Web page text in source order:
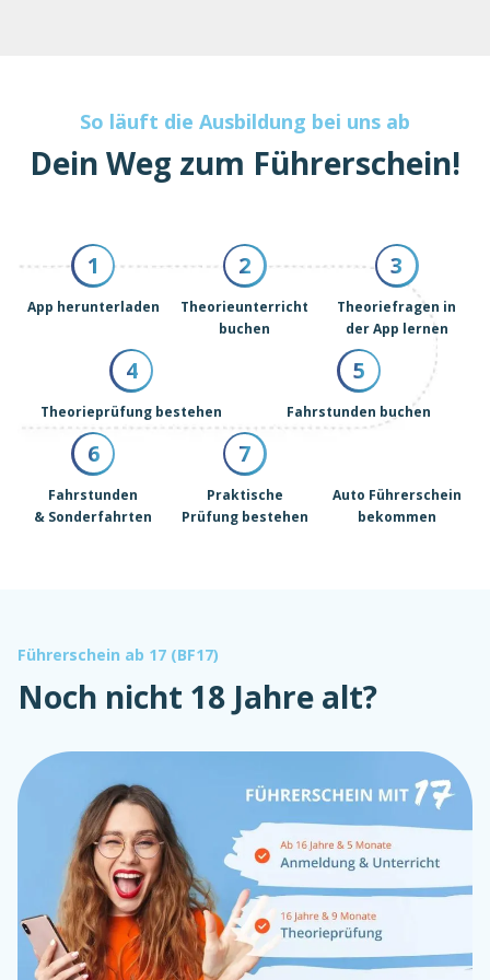
So läuft die Ausbildung bei uns ab
Dein Weg zum Führerschein!
1
App herunterladen
2
Theorieunterricht
buchen
3
Theoriefragen in
der App lernen
5
Fahrstunden buchen
4
Theorieprüfung bestehen
6
Fahrstunden
& Sonderfahrten
7
Praktische
Prüfung bestehen
Auto Führerschein
bekommen
Führerschein ab 17 (BF17)
Noch nicht 18 Jahre alt?